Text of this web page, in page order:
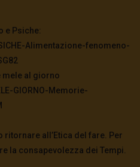
e Psiche:
Alimentazione-fenomeno-
mele al giorno
GIORNO-Memorie-
ritornare all’Etica del fare. Per
la consapevolezza dei Tempi.